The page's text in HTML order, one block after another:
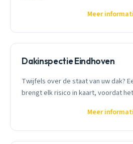
Meer
Dakinspectie Eindhoven
Twijfels over de staat van uw dak?
brengt elk risico in kaart, voordat
Meer